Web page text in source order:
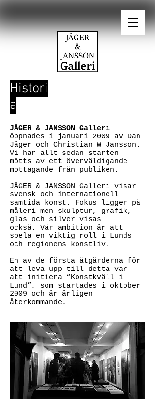
Histori
a
JÄGER & JANSSON Galleri
öppnades i januari 2009 av Dan
Jäger och Christian W Jansson.
Vi har allt sedan starten
mötts av ett överväldigande
mottagande från publiken.
JÄGER & JANSSON Galleri visar
svensk och internationell
samtida konst. Fokus ligger på
måleri men skulptur, grafik,
glas och silver visas
också. Vår ambition är att
spela en viktig roll i Lunds
och regionens konstliv.
En av de första åtgärderna för
att leva upp till detta var
att initiera “Konstkväll i
Lund”, som startades i oktober
2009 och är årligen
återkommande.